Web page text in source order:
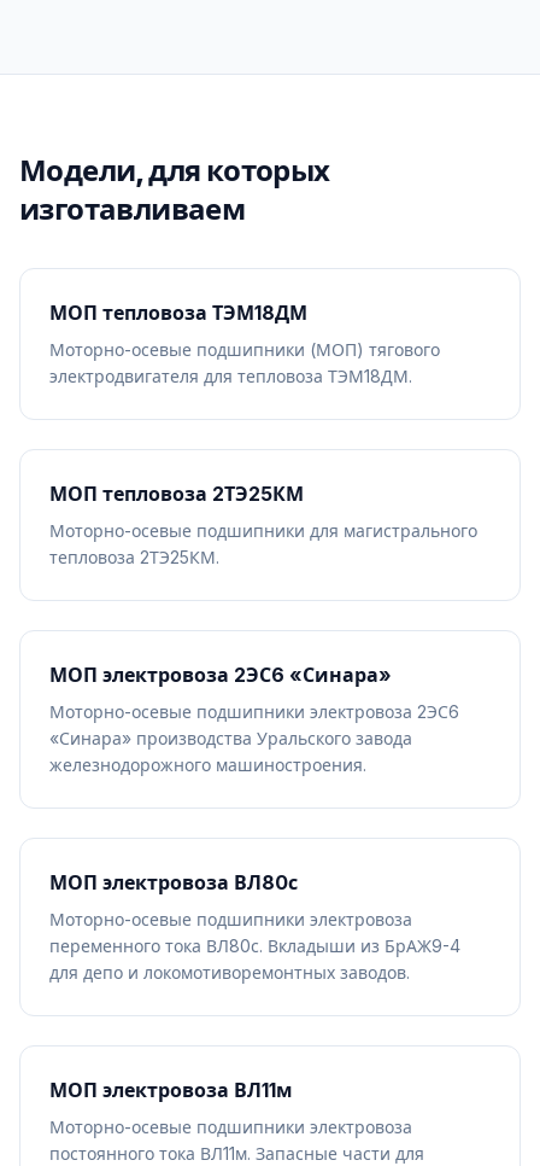
Модели, для которых
изготавливаем
МОП тепловоза ТЭМ18ДМ
Моторно-осевые подшипники (МОП) тягового
электродвигателя для тепловоза ТЭМ18ДМ.
МОП тепловоза 2ТЭ25КМ
Моторно-осевые подшипники для магистрального
тепловоза 2ТЭ25КМ.
МОП электровоза 2ЭС6 «Синара»
Моторно-осевые подшипники электровоза 2ЭС6
«Синара» производства Уральского завода
железнодорожного машиностроения.
МОП электровоза ВЛ80с
Моторно-осевые подшипники электровоза
переменного тока ВЛ80с. Вкладыши из БрАЖ9-4
для депо и локомотиворемонтных заводов.
МОП электровоза ВЛ11м
Моторно-осевые подшипники электровоза
постоянного тока ВЛ11м. Запасные части для